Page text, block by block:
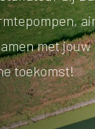
met jouw
toekomst!